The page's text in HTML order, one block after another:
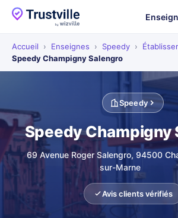
Accueil › Enseignes › Speedy ›
Speedy Champigny Salengro
Speedy
Speedy Champigny
69 Avenue Roger Salengro, 94500
sur-Marne
Avis clients vérifiés